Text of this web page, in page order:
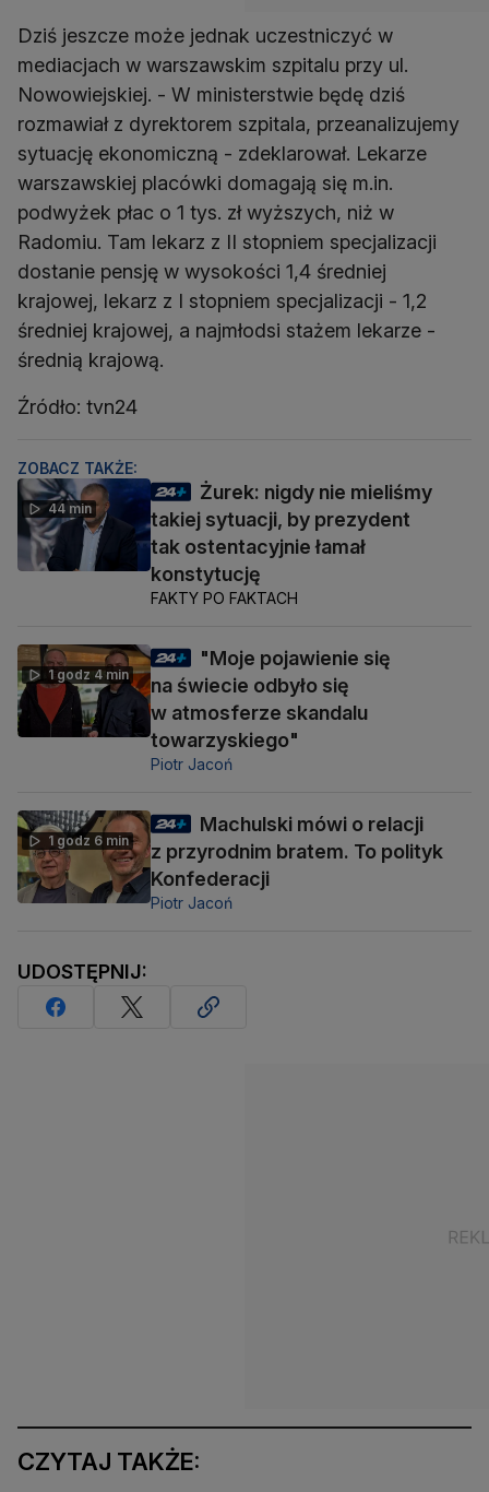
Dziś jeszcze może jednak uczestniczyć w
mediacjach w warszawskim szpitalu przy ul.
Nowowiejskiej. - W ministerstwie będę dziś
rozmawiał z dyrektorem szpitala, przeanalizujemy
sytuację ekonomiczną - zdeklarował. Lekarze
warszawskiej placówki domagają się m.in.
podwyżek płac o 1 tys. zł wyższych, niż w
Radomiu. Tam lekarz z II stopniem specjalizacji
dostanie pensję w wysokości 1,4 średniej
krajowej, lekarz z I stopniem specjalizacji - 1,2
średniej krajowej, a najmłodsi stażem lekarze -
średnią krajową.
Źródło: tvn24
ZOBACZ TAKŻE:
44 min
Żurek: nigdy nie mieliśmy
takiej sytuacji, by prezydent
tak ostentacyjnie łamał
konstytucję
FAKTY PO FAKTACH
1 godz 4 min
"Moje pojawienie się
na świecie odbyło się
w atmosferze skandalu
towarzyskiego"
Piotr Jacoń
1 godz 6 min
Machulski mówi o relacji
z przyrodnim bratem. To polityk
Konfederacji
Piotr Jacoń
UDOSTĘPNIJ:
CZYTAJ TAKŻE: